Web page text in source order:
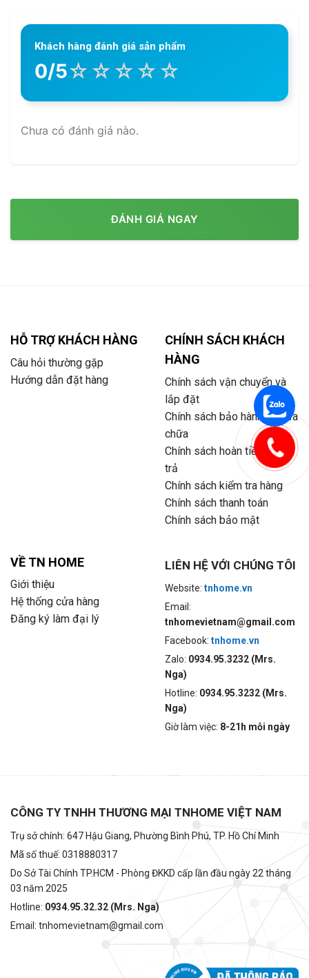
Khách hàng đánh giá sản phẩm
0/5☆ ☆ ☆ ☆ ☆
Chưa có đánh giá nào.
ĐÁNH GIÁ NGAY
HỖ TRỢ KHÁCH HÀNG
Câu hỏi thường gặp
Hướng dẫn đặt hàng
CHÍNH SÁCH KHÁCH
HÀNG
Chính sách vận chuyển và
lắp đặt
Chính sách bảo hành và sửa
chữa
Chính sách hoàn tiền và đổi
trả
Chính sách kiểm tra hàng
Chính sách thanh toán
Chính sách bảo mật
VỀ TN HOME
Giới thiệu
Hệ thống cửa hàng
Đăng ký làm đại lý
LIÊN HỆ VỚI CHÚNG TÔI
Website: tnhome.vn
Email:
tnhomevietnam@gmail.com
Facebook: tnhome.vn
Zalo: 0934.95.3232 (Mrs.
Nga)
Hotline: 0934.95.3232 (Mrs.
Nga)
Giờ làm việc: 8-21h mỗi ngày
CÔNG TY TNHH THƯƠNG MẠI TNHOME VIỆT NAM
Trụ sở chính: 647 Hậu Giang, Phường Bình Phú, TP. Hồ Chí Minh
Mã số thuế: 0318880317
Do Sở Tài Chính TP.HCM - Phòng ĐKKD cấp lần đầu ngày 22 tháng
03 năm 2025
Hotline: 0934.95.32.32 (Mrs. Nga)
Email: tnhomevietnam@gmail.com